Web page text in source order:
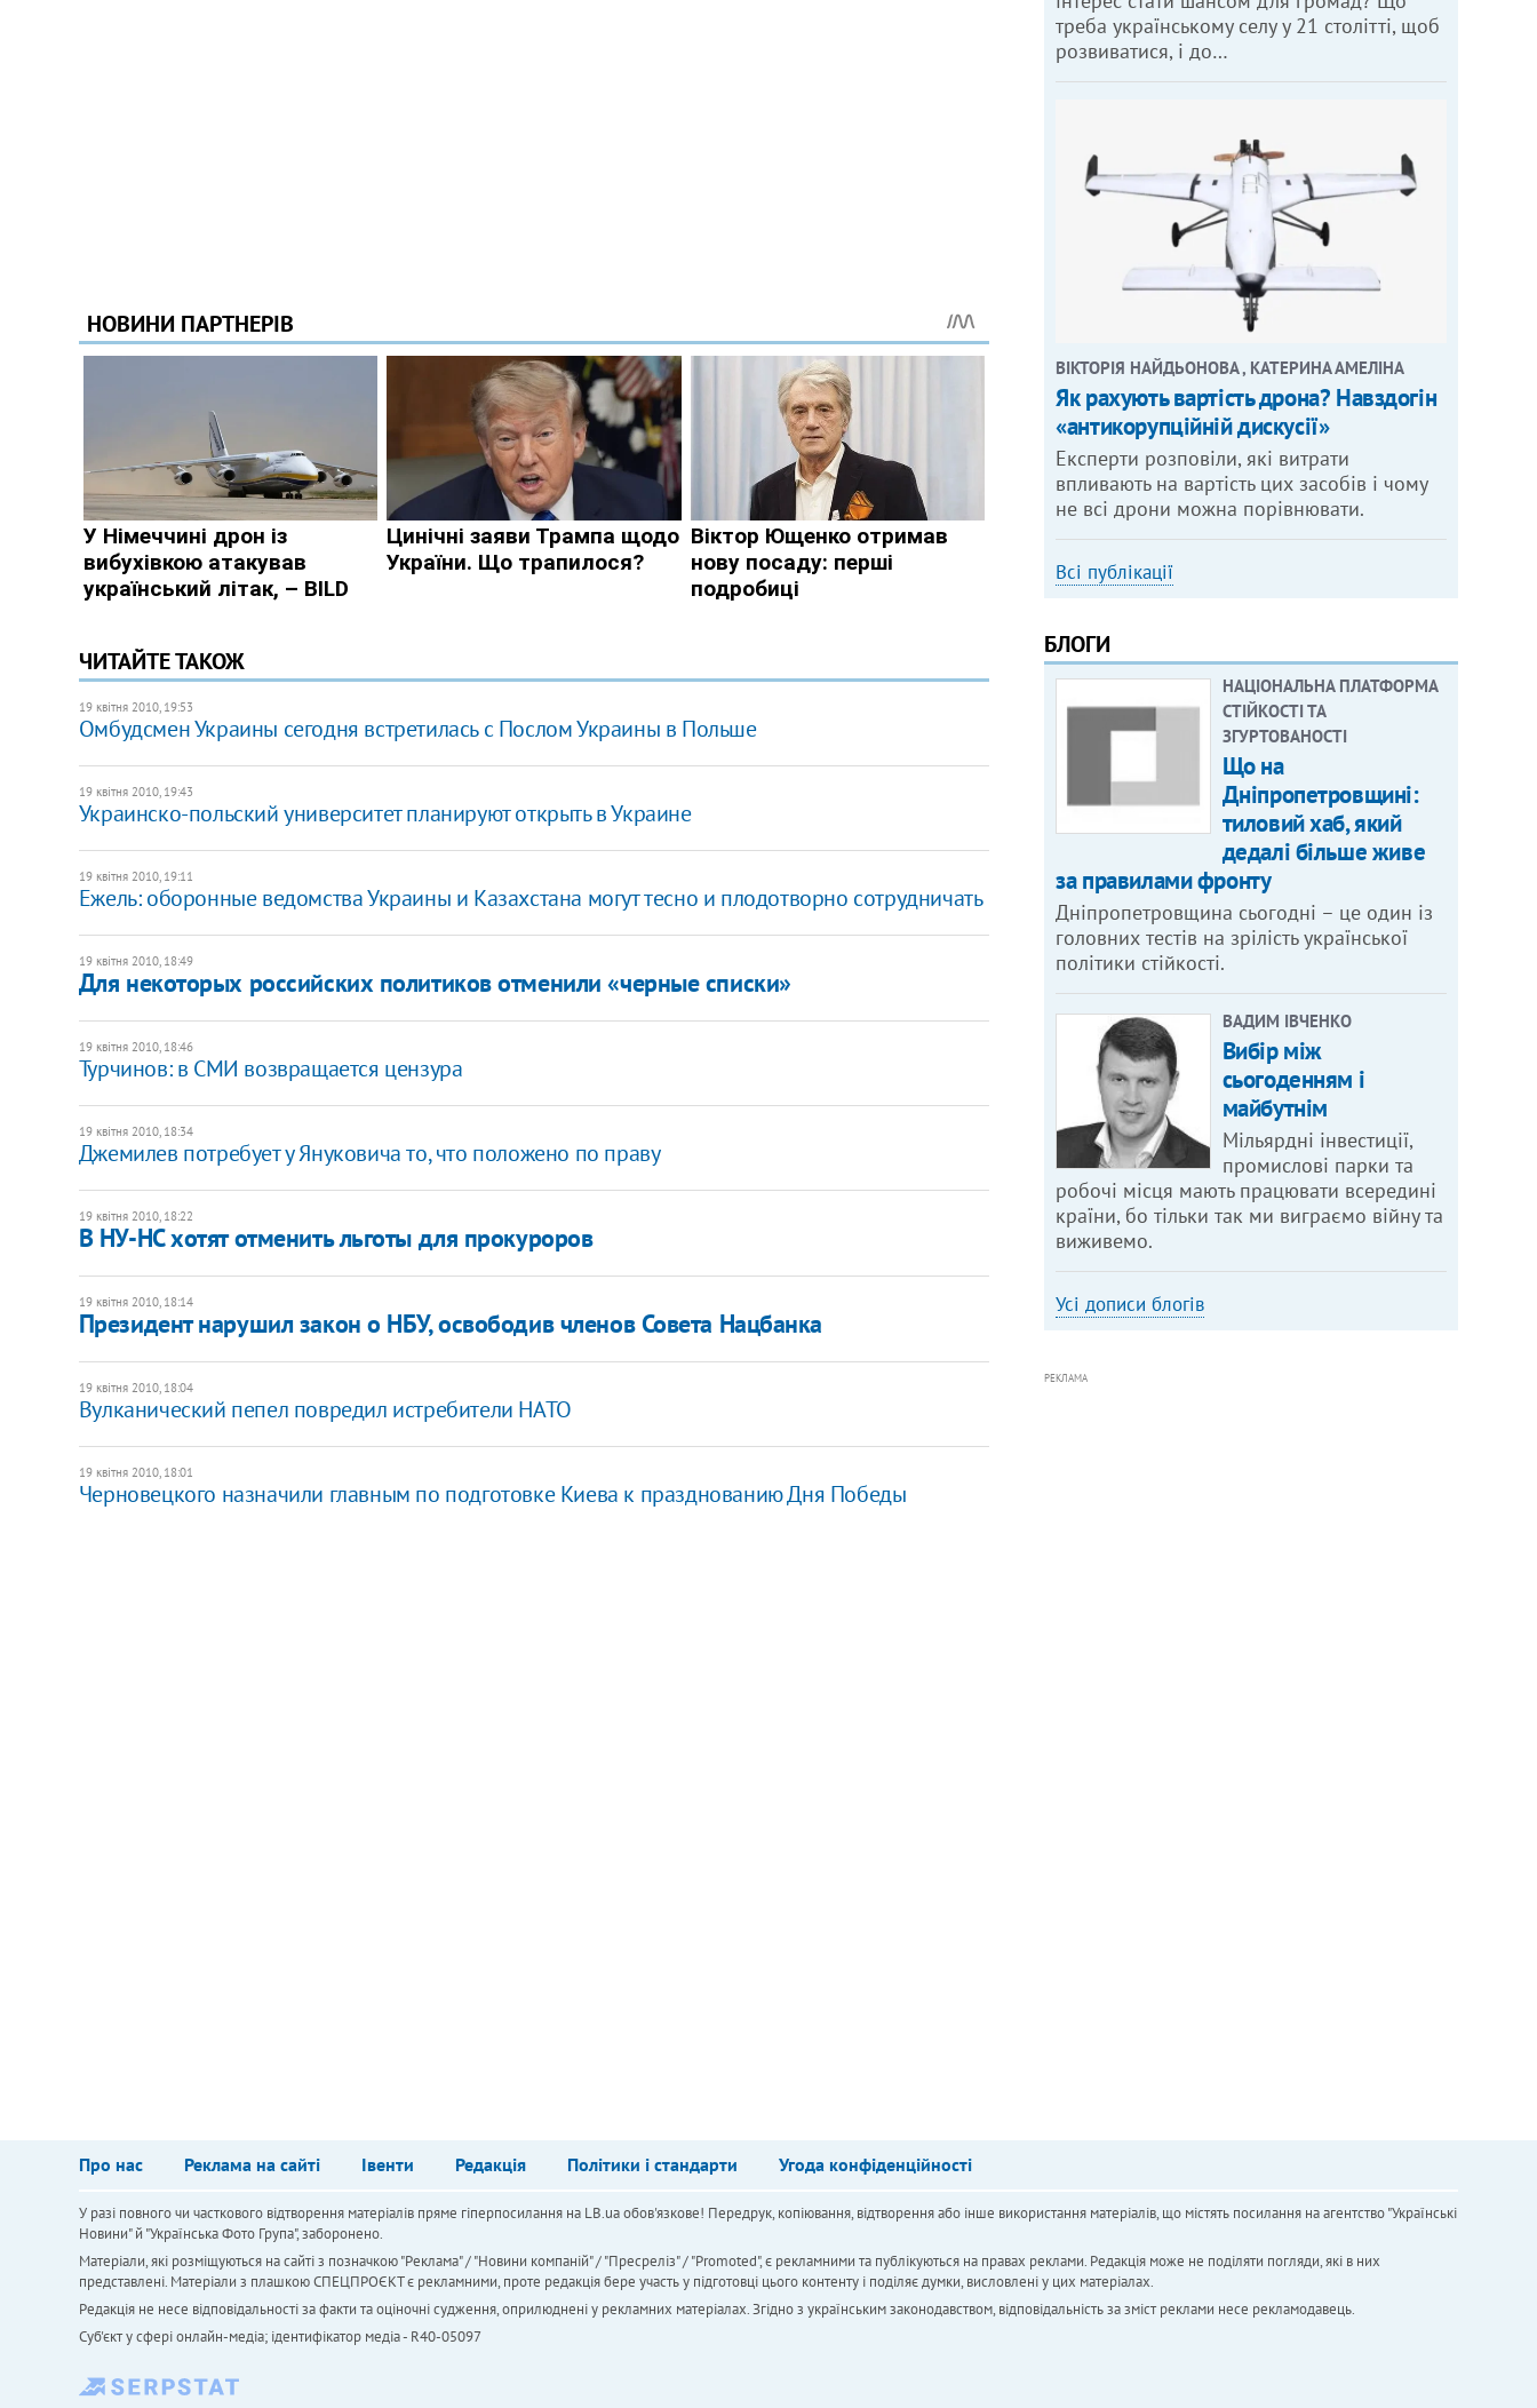
ЧИТАЙТЕ ТАКОЖ
19 квітня 2010, 19:53
Омбудсмен Украины сегодня встретилась с Послом Украины в Польше
19 квітня 2010, 19:43
Украинско-польский университет планируют открыть в Украине
19 квітня 2010, 19:11
Ежель: оборонные ведомства Украины и Казахстана могут тесно и плодотворно сотрудничать
19 квітня 2010, 18:49
Для некоторых российских политиков отменили «черные списки»
19 квітня 2010, 18:46
Турчинов: в СМИ возвращается цензура
19 квітня 2010, 18:34
Джемилев потребует у Януковича то, что положено по праву
19 квітня 2010, 18:22
В НУ-НС хотят отменить льготы для прокуроров
19 квітня 2010, 18:14
Президент нарушил закон о НБУ, освободив членов Совета Нацбанка
19 квітня 2010, 18:04
Вулканический пепел повредил истребители НАТО
19 квітня 2010, 18:01
Черновецкого назначили главным по подготовке Киева к празднованию Дня Победы
треба українському селу у 21 столітті, щоб
розвиватися, і до…
ВІКТОРІЯ НАЙДЬОНОВА , КАТЕРИНА АМЕЛІНА
Як рахують вартість дрона? Навздогін
«антикорупційній дискусії»
Експерти розповіли, які витрати
впливають на вартість цих засобів і чому
не всі дрони можна порівнювати.
Всі публікації
БЛОГИ
НАЦІОНАЛЬНА ПЛАТФОРМА
СТІЙКОСТІ ТА
ЗГУРТОВАНОСТІ
Що на
Дніпропетровщині:
тиловий хаб, який
дедалі більше живе
за правилами фронту
Дніпропетровщина сьогодні – це один із
головних тестів на зрілість української
політики стійкості.
ВАДИМ ІВЧЕНКО
Вибір між
сьогоденням і
майбутнім
Мільярдні інвестиції,
промислові парки та
робочі місця мають працювати всередині
країни, бо тільки так ми виграємо війну та
виживемо.
Усі дописи блогів
РЕКЛАМА
Про нас Реклама на сайті Івенти Редакція Політики і стандарти Угода конфіденційності
У разі повного чи часткового відтворення матеріалів пряме гіперпосилання на LB.ua обов'язкове! Передрук, копіювання, відтворення або інше використання матеріалів, що містять посилання на агентство "Українськi
Новини" й "Українська Фото Група", заборонено.
Матеріали, які розміщуються на сайті з позначкою "Реклама" / "Новини компаній" / "Пресреліз" / "Promoted", є рекламними та публікуються на правах реклами. Редакція може не поділяти погляди, які в них
представлені. Матеріали з плашкою СПЕЦПРОЄКТ є рекламними, проте редакція бере участь у підготовці цього контенту і поділяє думки, висловлені у цих матеріалах.
Редакція не несе відповідальності за факти та оціночні судження, оприлюднені у рекламних матеріалах. Згідно з українським законодавством, відповідальність за зміст реклами несе рекламодавець.
Cуб'єкт у сфері онлайн-медіа; ідентифікатор медіа - R40-05097